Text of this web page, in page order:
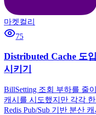
마켓컬리
75
Distributed Cache 도
시키기
BillSetting 조회 부하를 줄
캐시를 시도했지만 각각
Redis Pub/Sub 기반 분산